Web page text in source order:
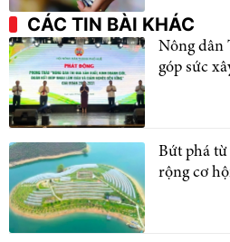
CÁC TIN BÀI KHÁC
Nông dân
góp sức
Bứt phá
rộng cơ